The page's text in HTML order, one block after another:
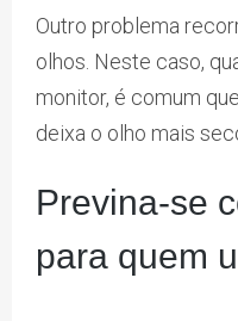
Outro problema
olhos. Neste caso,
monitor, é comum
deixa o olho mais
Previna-se
para quem